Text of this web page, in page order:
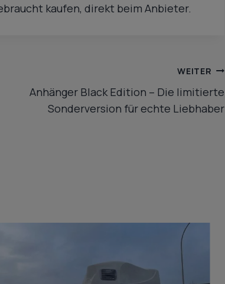
kaufen, direkt beim Anbieter.
WEITER
Anhänger Black Edition – Die limitierte
Sonderversion für echte Liebhaber